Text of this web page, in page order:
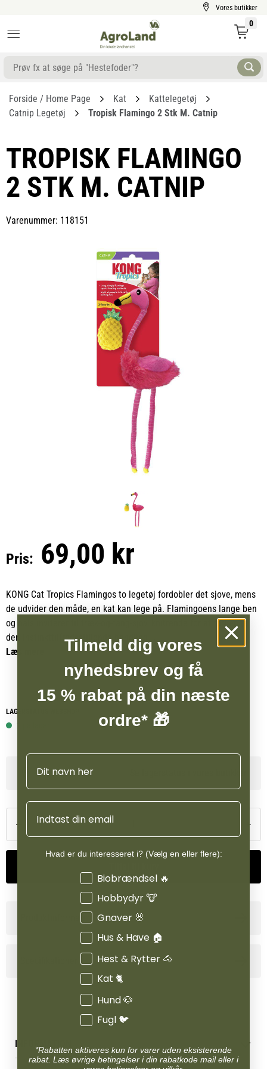
Vores butikker
0
Forside / Home Page Kat
Kattelegetøj
Catnip Legetøj
Tropisk Flamingo 2 Stk M. Catnip
TROPISK FLAMINGO
2 STK M. CATNIP
Varenummer: 118151
Pris: 69,00 kr
KONG Cat Tropics Flamingos to legetøj fordobler det sjove, mens
de udvider den måde, en kat kan lege på. Flamingoens lange ben
og hals inviterer til træk-og-fang-sjov, knitrende for at forlænge
den instinkttilfredsstillende handling.
En let ananas lokker og belønner slagsjov. KONG North American
Premium Catnip i begge legetøj holder den tropiske action i gang.
Læs mere
LAGERSTATUS WEBSHOP
2 på lager
INFORMATION
Betingelser & vilkår
Tilmeld dig vores
nyhedsbrev og få
15 % rabat på din næste
ordre* 🎁
Navn
Email
Hvad er du interesseret i? (Vælg en eller flere):
Interesser
Biobrændsel 🔥
Hobbydyr 🐮
Gnaver 🐰
Hus & Have 🏠
Hest & Rytter 🐴
Kat 🐈
Hund 🐶
Fugl 🐦
*Rabatten aktiveres kun for varer uden eksisterende
rabat. Læs øvrige betingelser i din rabatkode mail eller i